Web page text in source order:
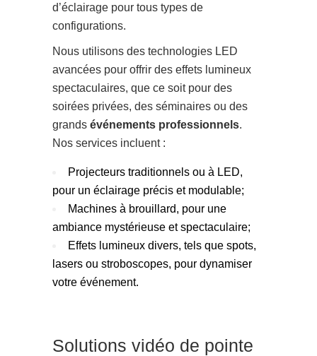
d’éclairage pour tous types de
configurations.
Nous utilisons des technologies LED
avancées pour offrir des effets lumineux
spectaculaires, que ce soit pour des
soirées privées, des séminaires ou des
grands événements professionnels.
Nos services incluent :
Projecteurs traditionnels ou à LED,
pour un éclairage précis et modulable;
Machines à brouillard, pour une
ambiance mystérieuse et spectaculaire;
Effets lumineux divers, tels que spots,
lasers ou stroboscopes, pour dynamiser
votre événement.
Solutions vidéo de pointe